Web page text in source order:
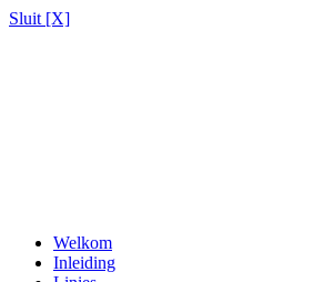
Sluit [X]
Welkom
Inleiding